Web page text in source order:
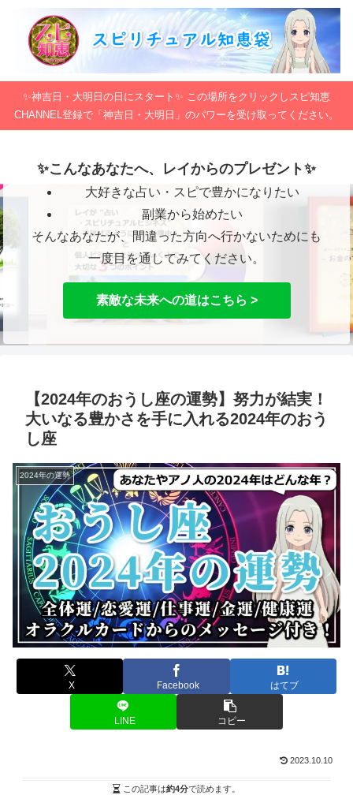
✨神吉日・大明日の日にスタート✨ この場所をクリックしスピ知恵
CHANNEL登録で「神吉日・大明日」のパワーを受け取ってください。
✨こんなあなたへ、レイからのプレゼント✨
大好きな占い・スピで豊かになりたい
副業から始めたい
そんなあなたが、間違った方向へ行かないためにも
一度目を通してみてください。
素敵な未来への道はこちら >
【2024年のおうし座の運勢】努力が結実！
大いなる豊かさを手に入れる2024年のおう
し座
2024年の運勢
X Facebook はてブ
LINE コピー
2023.10.10
この記事は約4分で読めます。